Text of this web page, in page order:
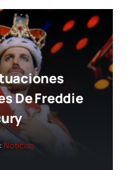
De Freddie
Noticias